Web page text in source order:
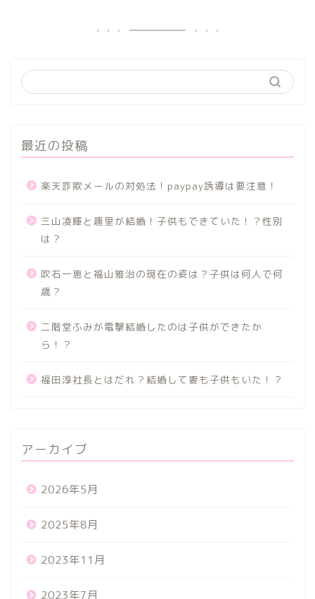
最近の投稿
楽天詐欺メールの対処法！paypay誘導は要注意！
三山凌輝と趣里が結婚！子供もできていた！？性別
は？
吹石一恵と福山雅治の現在の姿は？子供は何人で何
歳？
二階堂ふみが電撃結婚したのは子供ができたか
ら！？
福田淳社長とはだれ？結婚して妻も子供もいた！？
アーカイブ
2026年5月
2025年8月
2023年11月
2023年7月